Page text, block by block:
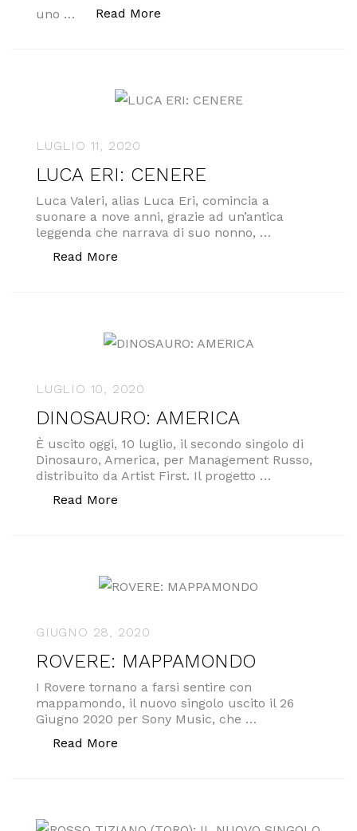
uno …
Read More
LUGLIO 11, 2020
LUCA ERI: CENERE
Luca Valeri, alias Luca Eri, comincia a
suonare a nove anni, grazie ad un’antica
leggenda che narrava di suo nonno, …
Read More
LUGLIO 10, 2020
DINOSAURO: AMERICA
È uscito oggi, 10 luglio, il secondo singolo di
Dinosauro, America, per Management Russo,
distribuito da Artist First. Il progetto …
Read More
GIUGNO 28, 2020
ROVERE: MAPPAMONDO
I Rovere tornano a farsi sentire con
mappamondo, il nuovo singolo uscito il 26
Giugno 2020 per Sony Music, che …
Read More